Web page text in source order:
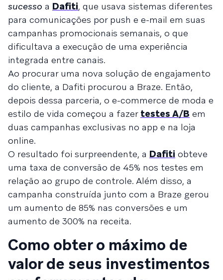
sucesso a Dafiti, que usava sistemas diferentes
para comunicações por push e e-mail em suas
campanhas promocionais semanais, o que
dificultava a execução de uma experiência
integrada entre canais.
Ao procurar uma nova solução de engajamento
do cliente, a Dafiti procurou a Braze. Então,
depois dessa parceria, o e-commerce de moda e
estilo de vida começou a fazer testes A/B em
duas campanhas exclusivas no app e na loja
online.
O resultado foi surpreendente, a Dafiti obteve
uma taxa de conversão de 45% nos testes em
relação ao grupo de controle. Além disso, a
campanha construída junto com a Braze gerou
um aumento de 85% nas conversões e um
aumento de 300% na receita.
Como obter o máximo de
valor de seus investimentos